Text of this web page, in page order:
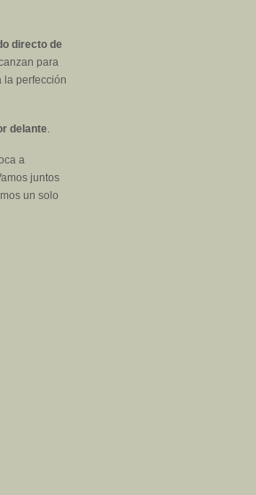
directo de
para
la perfección
delante.
a
juntos
un solo